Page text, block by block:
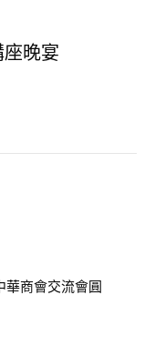
晚宴
華商會交流會圓